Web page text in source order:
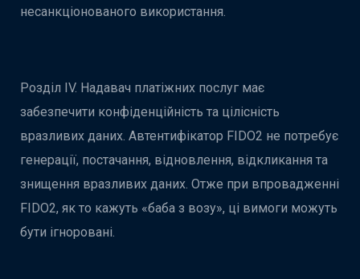
несанкціонованого використання.
Розділ IV. Надавач платіжних послуг має
забезпечити конфіденційність та цілісність
вразливих даних. Автентифікатор FIDO2 не потребує
генерації, постачання, відновлення, відкликання та
знищення вразливих даних. Отже при впровадженні
FIDO2, як то кажуть «баба з возу», ці вимоги можуть
бути ігноровані.